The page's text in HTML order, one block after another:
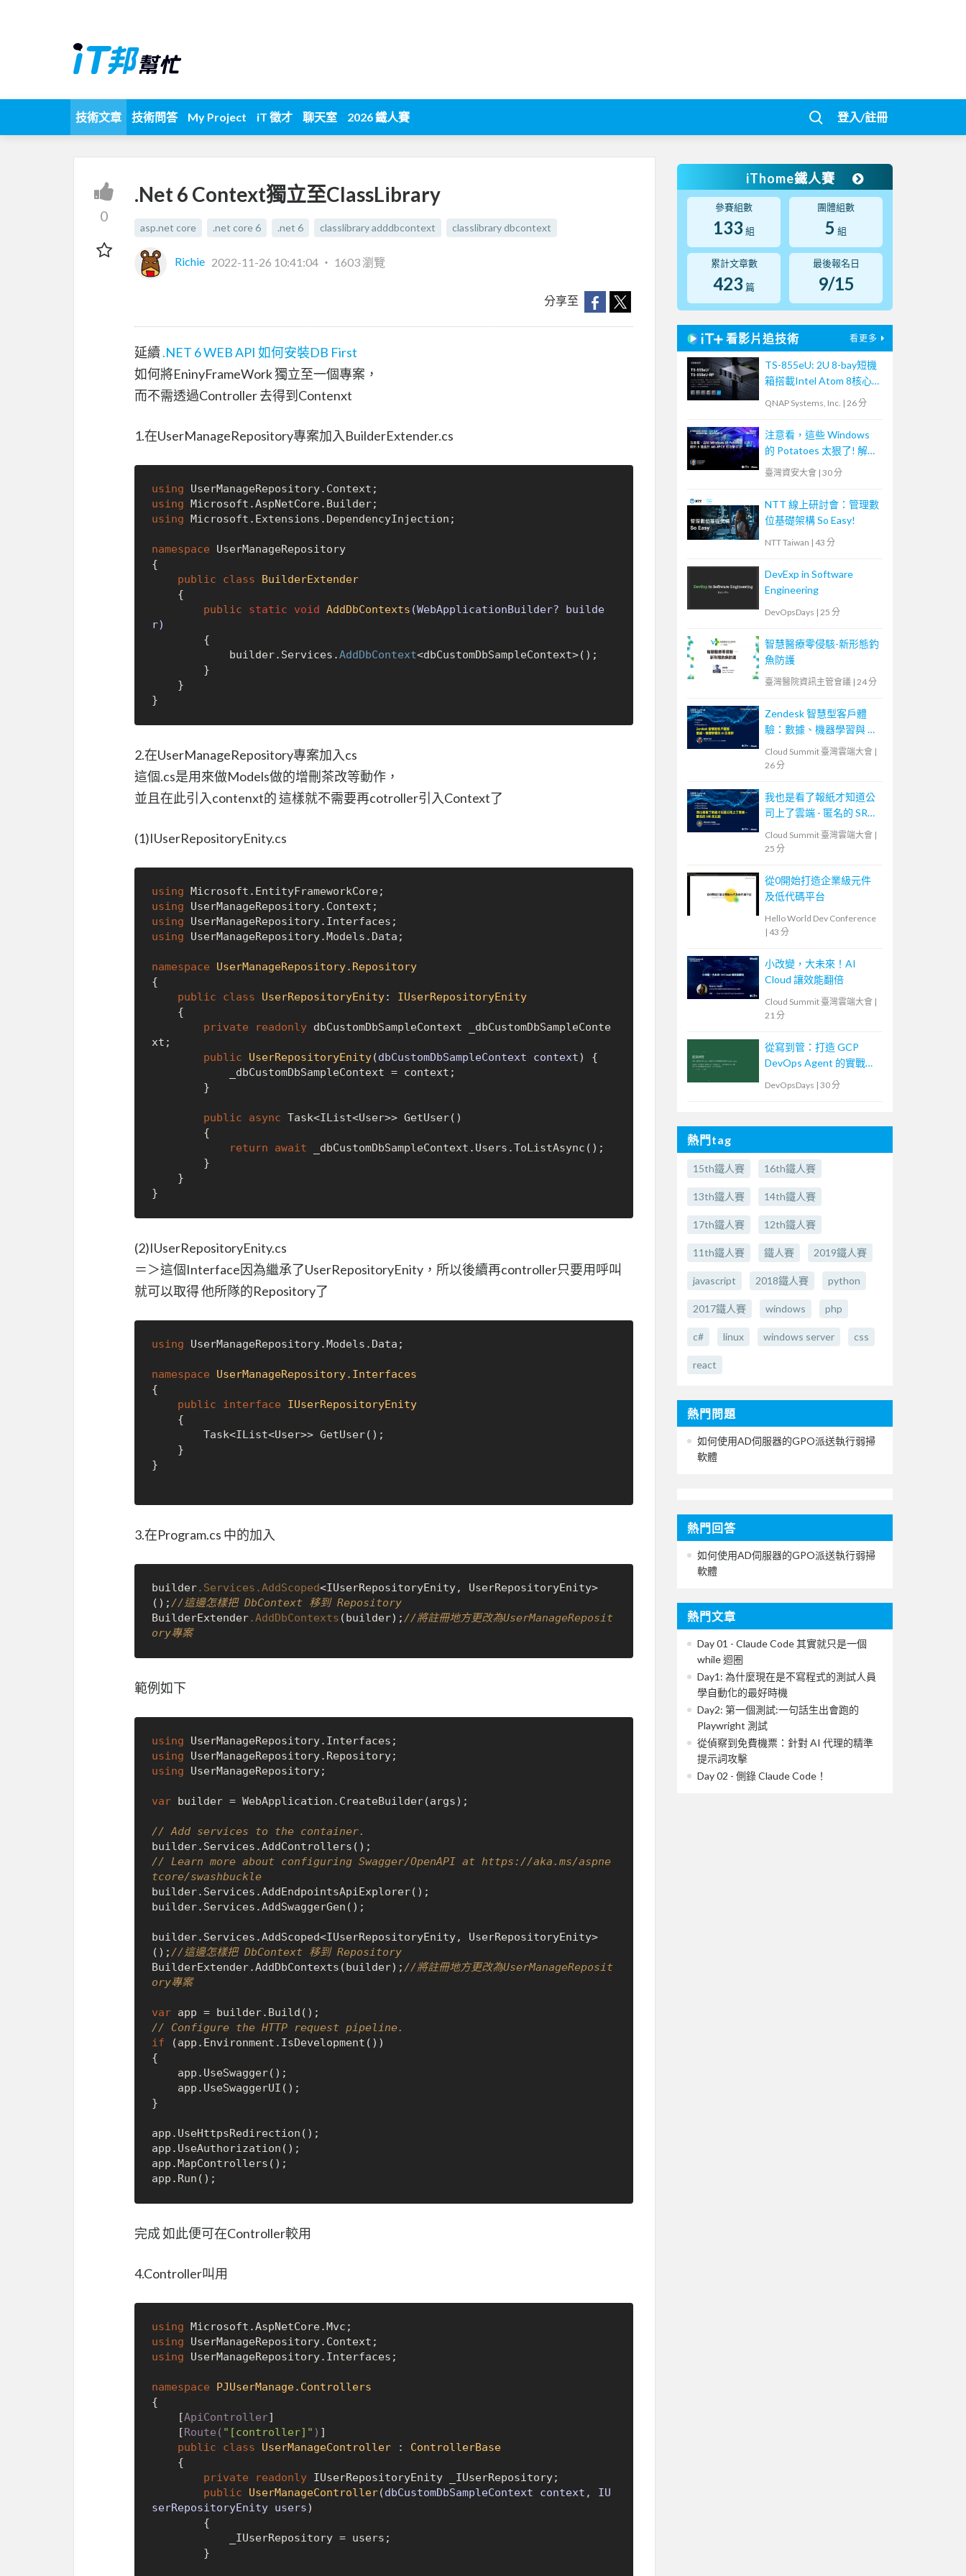
技術文章 技術問答 My Project iT 徵才 聊天室 2026 鐵人賽 登入/註冊
0
.Net 6 Context獨立至ClassLibrary
asp.net core .net core 6 .net 6 classlibrary adddbcontext classlibrary dbcontext
Richie 2022-11-26 10:41:04 ‧ 1603 瀏覽
分享至
延續 .NET 6 WEB API 如何安裝DB First
如何將EninyFrameWork 獨立至一個專案，
而不需透過Controller 去得到Contenxt
1.在UserManageRepository專案加入BuilderExtender.cs
using
using
using Microsoft.Extensions.DependencyInjection;
namespace UserManageRepository
{
public
class
BuilderExtender
public
static void AddDbContexts (WebApplicationBuilder? builde
r)
{
            builder.Services.
AddDbContext<dbCustomDbSampleContext>();
2.在UserManageRepository專案加入cs
這個.cs是用來做Models做的增刪茶改等動作，
並且在此引入contenxt的 這樣就不需要再cotroller引入Context了
(1)IUserRepositoryEnity.cs
using
using
using
using UserManageRepository.Models.Data;
namespace
UserManageRepository.Repository
{
public
class UserRepositoryEnity: IUserRepositoryEnity
private
readonly dbCustomDbSampleContext _dbCustomDbSampleConte
xt;
public
UserRepositoryEnity(dbCustomDbSampleContext context)
{
public async Task<IList<User>> GetUser()
return
await _dbCustomDbSampleContext.Users.ToListAsync();
(2)IUserRepositoryEnity.cs
＝＞這個Interface因為繼承了UserRepositoryEnity，所以後續再controller只要用呼叫
就可以取得 他所隊的Repository了
using UserManageRepository.Models.Data;
namespace
UserManageRepository.Interfaces
{
public
interface
IUserRepositoryEnity
}
3.在Program.cs 中的加入
builder.Services .AddScoped<IUserRepositoryEnity, UserRepositoryEnity>
(); //這邊怎樣把 DbContext 移到 Repository
BuilderExtender.AddDbContexts (builder); //將註冊地方更改為UserManageReposit
ory專案
範例如下
using
using
using UserManageRepository;
var builder = WebApplication.CreateBuilder(args);
// Add services to the container.
// Learn more about configuring Swagger/OpenAPI at https://aka.ms/aspne
tcore/swashbuckle
builder.Services.AddEndpointsApiExplorer();
builder.Services.AddSwaggerGen();
builder.Services.AddScoped<IUserRepositoryEnity, UserRepositoryEnity>
(); //這邊怎樣把 DbContext 移到 Repository
BuilderExtender.AddDbContexts(builder); //將註冊地方更改為UserManageReposit
ory專案
var
// Configure the HTTP request pipeline.
if (app.Environment.IsDevelopment())
{
}
app.UseHttpsRedirection();
app.UseAuthorization();
app.MapControllers();
完成 如此便可在Controller較用
4.Controller叫用
using
using
using UserManageRepository.Interfaces;
namespace
PJUserManage.Controllers
{
    [
ApiController]
    [
Route( "[controller]" ) ]
public
class UserManageController : ControllerBase
private
readonly IUserRepositoryEnity _IUserRepository;
public
UserManageController(dbCustomDbSampleContext context, IU
serRepositoryEnity users)
iThome鐵人賽
參賽組數
133 組
團體組數
5 組
累計文章數
423 篇
最後報名日
9/15
看影片追技術 看更多
TS-855eU: 2U 8-bay短機
箱搭載Intel Atom 8核心
NVMe SSD、PCIe Gen 3
可擴充25GbE高速網路
QNAP Systems, Inc. | 26 分
注意看，這些 Windows
的 Potatoes 太狠了! 解析
5 種基於 MS-RPCE 的攻
臺灣資安大會 | 30 分
NTT 線上研討會：管理數
位基礎架構 So Easy!
NTT Taiwan | 43 分
DevExp in Software
Engineering
DevOpsDays | 25 分
智慧醫療零侵駭-新形態釣
魚防護
臺灣醫院資訊主管會議 | 24 分
Zendesk 智慧型客戶體
驗：數據、機器學習與 AI
Cloud Summit 臺灣雲端大會 |
26 分
我也是看了報紙才知道公
司上了雲端 - 匿名的 SRE
Cloud Summit 臺灣雲端大會 |
25 分
從0開始打造企業級元件
及低代碼平台
Hello World Dev Conference
| 43 分
小改變，大未來！AI
Cloud 讓效能翻倍
Cloud Summit 臺灣雲端大會 |
21 分
從寫到管：打造 GCP
DevOps Agent 的實戰紀
DevOpsDays | 30 分
熱門tag
15th鐵人賽 16th鐵人賽
13th鐵人賽 14th鐵人賽
17th鐵人賽 12th鐵人賽
11th鐵人賽 鐵人賽 2019鐵人賽
javascript 2018鐵人賽 python
2017鐵人賽 windows php
c# linux windows server css
react
熱門問題
如何使用AD伺服器的GPO派送執行弱掃
軟體
熱門回答
如何使用AD伺服器的GPO派送執行弱掃
軟體
熱門文章
Day 01 - Claude Code 其實就只是一個
while 迴圈
Day1: 為什麼現在是不寫程式的測試人員
學自動化的最好時機
Day2: 第一個測試:一句話生出會跑的
Playwright 測試
從偵察到免費機票：針對 AI 代理的精準
提示詞攻擊
Day 02 - 側錄 Claude Code！